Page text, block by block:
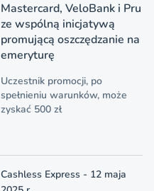
Mastercard, VeloBank i Pru
ze wspólną inicjatywą
promującą oszczędzanie na
emeryturę
Uczestnik promocji, po
spełnieniu warunków, może
zyskać 500 zł
Cashless Express - 12 maja